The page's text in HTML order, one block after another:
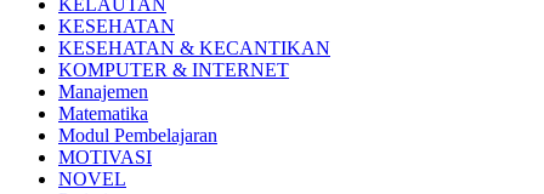
KESEHATAN
KESEHATAN & KECANTIKAN
KOMPUTER & INTERNET
Manajemen
Matematika
Modul Pembelajaran
MOTIVASI
NOVEL